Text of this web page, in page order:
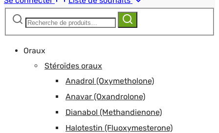
Recherche
Recherche
Oraux
Stéroïdes oraux
Anadrol (Oxymetholone)
Anavar (Oxandrolone)
Dianabol (Methandienone)
Halotestin (Fluoxymesterone)